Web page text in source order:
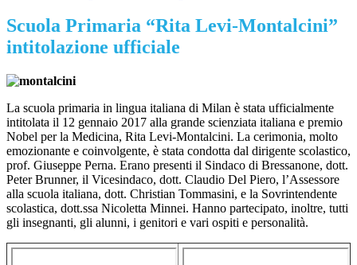
Scuola Primaria “Rita Levi-Montalcini”
intitolazione ufficiale
La scuola primaria in lingua italiana di Milan è stata ufficialmente
intitolata il 12 gennaio 2017 alla grande scienziata italiana e premio
Nobel per la Medicina, Rita Levi-Montalcini. La cerimonia, molto
emozionante e coinvolgente, è stata condotta dal dirigente scolastico,
prof. Giuseppe Perna. Erano presenti il Sindaco di Bressanone, dott.
Peter Brunner, il Vicesindaco, dott. Claudio Del Piero, l’Assessore
alla scuola italiana, dott. Christian Tommasini, e la Sovrintendente
scolastica, dott.ssa Nicoletta Minnei. Hanno partecipato, inoltre, tutti
gli insegnanti, gli alunni, i genitori e vari ospiti e personalità.